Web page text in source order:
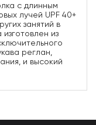
с длинным
лучей UPF 40+
занятий в
из
реглан,
и высокий